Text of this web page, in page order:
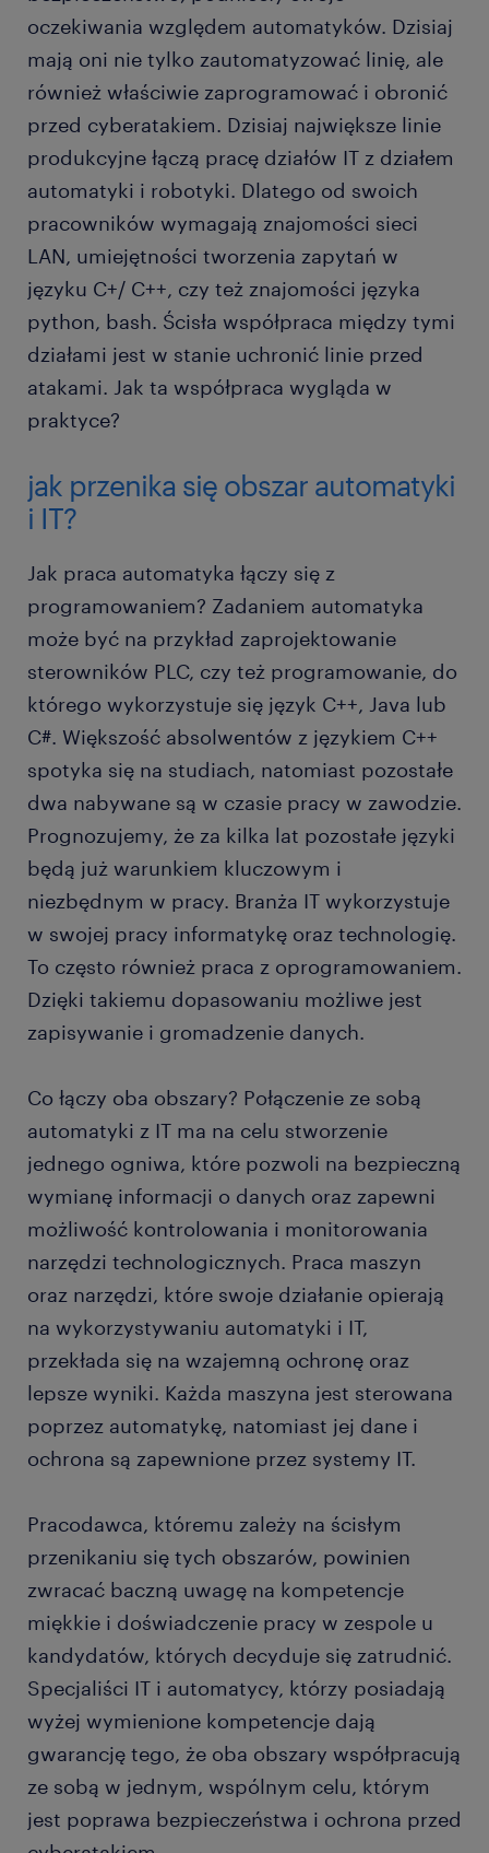
oczekiwania względem automatyków. Dzisiaj
mają oni nie tylko zautomatyzować linię, ale
również właściwie zaprogramować i obronić
przed cyberatakiem. Dzisiaj największe linie
produkcyjne łączą pracę działów IT z działem
automatyki i robotyki. Dlatego od swoich
pracowników wymagają znajomości sieci
LAN, umiejętności tworzenia zapytań w
języku C+/ C++, czy też znajomości języka
python, bash. Ścisła współpraca między tymi
działami jest w stanie uchronić linie przed
atakami. Jak ta współpraca wygląda w
praktyce?
jak przenika się obszar automatyki
i IT?
Jak praca automatyka łączy się z
programowaniem? Zadaniem automatyka
może być na przykład zaprojektowanie
sterowników PLC, czy też programowanie, do
którego wykorzystuje się język C++, Java lub
C#. Większość absolwentów z językiem C++
spotyka się na studiach, natomiast pozostałe
dwa nabywane są w czasie pracy w zawodzie.
Prognozujemy, że za kilka lat pozostałe języki
będą już warunkiem kluczowym i
niezbędnym w pracy. Branża IT wykorzystuje
w swojej pracy informatykę oraz technologię.
To często również praca z oprogramowaniem.
Dzięki takiemu dopasowaniu możliwe jest
zapisywanie i gromadzenie danych.
Co łączy oba obszary? Połączenie ze sobą
automatyki z IT ma na celu stworzenie
jednego ogniwa, które pozwoli na bezpieczną
wymianę informacji o danych oraz zapewni
możliwość kontrolowania i monitorowania
narzędzi technologicznych. Praca maszyn
oraz narzędzi, które swoje działanie opierają
na wykorzystywaniu automatyki i IT,
przekłada się na wzajemną ochronę oraz
lepsze wyniki. Każda maszyna jest sterowana
poprzez automatykę, natomiast jej dane i
ochrona są zapewnione przez systemy IT.
Pracodawca, któremu zależy na ścisłym
przenikaniu się tych obszarów, powinien
zwracać baczną uwagę na kompetencje
miękkie i doświadczenie pracy w zespole u
kandydatów, których decyduje się zatrudnić.
Specjaliści IT i automatycy, którzy posiadają
wyżej wymienione kompetencje dają
gwarancję tego, że oba obszary współpracują
ze sobą w jednym, wspólnym celu, którym
jest poprawa bezpieczeństwa i ochrona przed